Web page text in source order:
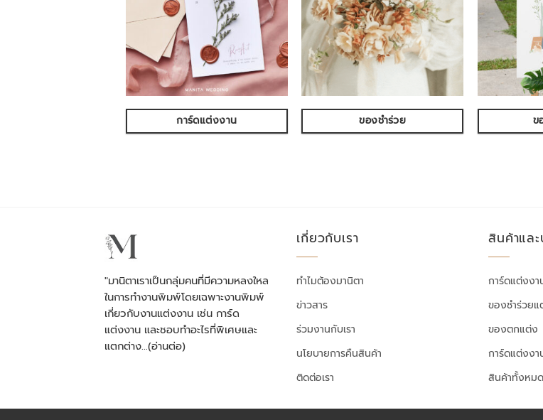
การ์ดแต่งงาน ของชำร่วย ข
"มานิตาเราเป็นกลุ่มคนที่มีความหลงใหล
ในการทำงานพิมพ์โดยเฉพาะงานพิมพ์
เกี่ยวกับงานแต่งงาน เช่น การ์ด
แต่งงาน และชอบทำอะไรที่พิเศษและ
แตกต่าง…(อ่านต่อ)
เกี่ยวกับเรา
ทำไมต้องมานิตา
ข่าวสาร
ร่วมงานกับเรา
นโยบายการคืนสินค้า
ติดต่อเรา
สินค้าแล
การ์ดแต่งงา
ของชำร่วยแ
ของตกแต่ง
การ์ดแต่งง
สินค้าทั้งหมด